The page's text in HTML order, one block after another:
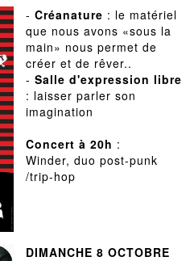
- Créanature : le matériel
que nous avons «sous la
main» nous permet de
créer et de rêver..
- Salle d'expression libre
: laisser parler son
imagination
Concert à 20h :
Winder, duo post-punk
/trip-hop
DIMANCHE 8 OCTOBRE